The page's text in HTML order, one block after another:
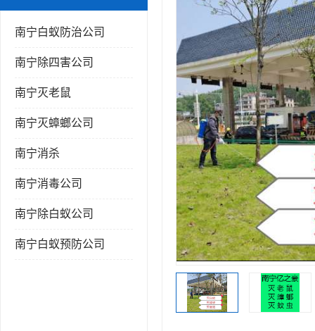
南宁白蚁防治公司
南宁除四害公司
南宁灭老鼠
南宁灭蟑螂公司
南宁消杀
南宁消毒公司
南宁除白蚁公司
南宁白蚁预防公司